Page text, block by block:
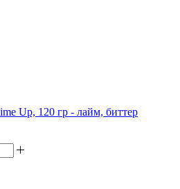
Up, 120 гр - лайм, биттер